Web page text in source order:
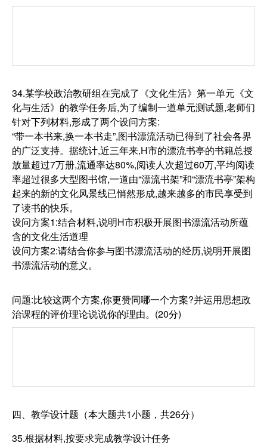
34.某学校政治教研组在完成了《文化生活》第一单元《文
化与生活》的教学任务后,为了编制一道单元测试题,老师们
针对下列材料,形成了两个设问方案:
“带一本书来,换一本书走”,图书漂流活动已得到了社会各界
的广泛支持。据统计,近三年来,H市的漂流书亭的书籍总授
放量超过7万册,流通率达80%,阅读人次超过60万,平均阅读
率超过很多大型图书馆,一道由“漂流书架”和“漂流书亭”架构
起来的新的文化风景线已悄然形成,越来越多的市民享受到
了读书的快乐。
设问方案1:结合材料,说明H市积极开展图书漂流活动所蕴
含的文化生活道理
设问方案2:请结合你参与图书漂流活动的经历,说明开展图
书漂流活动的意义。
问题:比较这两个方案,你更赞同哪一个方案?并运用思想政
治课程的评价理论说说你的理由。(20分)
四、教学设计题（本大题共1小题，共26分）
35.根据材料,按要求完成教学设计任务